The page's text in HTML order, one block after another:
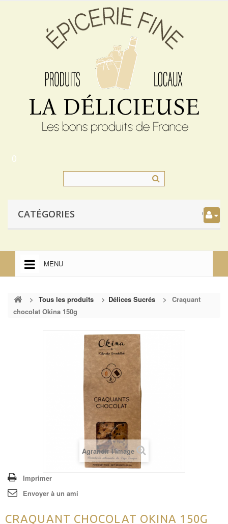
0
CATÉGORIES
MENU
ACCUEIL
> Tous les produits > Délices Sucrés >
Craquant
chocolat Okina 150g
Agrandir l'image
Imprimer
Envoyer à un ami
CRAQUANT CHOCOLAT OKINA 150G